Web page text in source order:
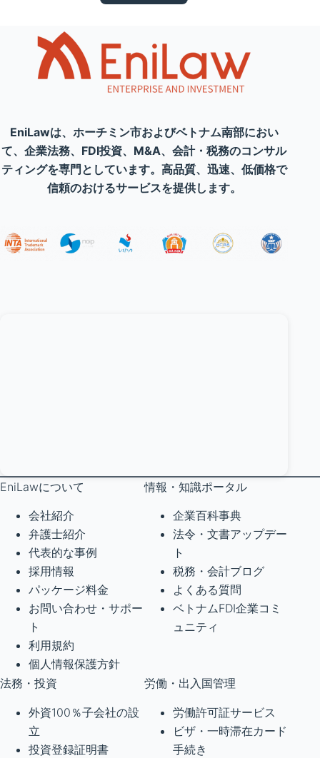
EniLawは、ホーチミン市およびベトナム南部におい
て、企業法務、FDI投資、M&A、会計・税務のコンサル
ティングを専門としています。高品質、迅速、低価格で
信頼のおけるサービスを提供します。
EniLawについて
会社紹介
弁護士紹介
代表的な事例
採用情報
パッケージ料金
お問い合わせ・サポー
ト
利用規約
個人情報保護方針
情報・知識ポータル
企業百科事典
法令・文書アップデー
ト
税務・会計ブログ
よくある質問
ベトナムFDI企業コミ
ュニティ
法務・投資
外資100％子会社の設
立
投資登録証明書
労働・出入国管理
労働許可証サービス
ビザ・一時滞在カード
手続き